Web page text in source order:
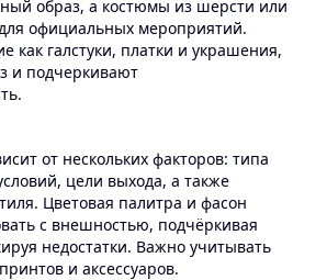
образ, а костюмы из шерсти или
официальных мероприятий.
как галстуки, платки и украшения,
и подчеркивают
от нескольких факторов: типа
цели выхода, а также
Цветовая палитра и фасон
с внешностью, подчёркивая
недостатки. Важно учитывать
и аксессуаров.